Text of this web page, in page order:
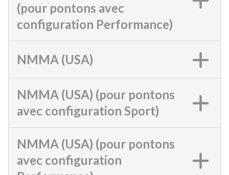
(pour pontons avec
configuration Performance)
NMMA (USA)
NMMA (USA) (pour pontons
avec configuration Sport)
NMMA (USA) (pour pontons
avec configuration